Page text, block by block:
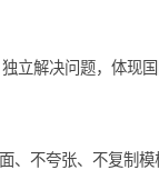
你的个性与目标在
历 + 岗位需求，